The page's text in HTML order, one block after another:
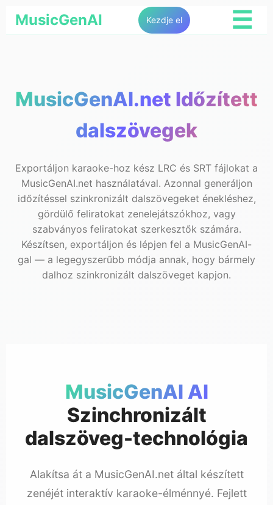
MusicGenAI Kezdje el ☰
MusicGenAI.net Időzített
dalszövegek
Exportáljon karaoke-hoz kész LRC és SRT fájlokat a
MusicGenAI.net használatával. Azonnal generáljon
időzítéssel szinkronizált dalszövegeket énekléshez,
gördülő feliratokat zenelejátszókhoz, vagy
szabványos feliratokat szerkesztők számára.
Készítsen, exportáljon és lépjen fel a MusicGenAI-
gal — a legegyszerűbb módja annak, hogy bármely
dalhoz szinkronizált dalszöveget kapjon.
MusicGenAI AI
Szinchronizált
dalszöveg-technológia
Alakítsa át a MusicGenAI.net által készített
zenéjét interaktív karaoke-élménnyé. Fejlett